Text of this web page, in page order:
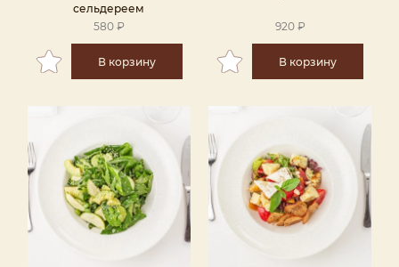
сельдереем
580 ₽
В корзину
920 ₽
В корзину